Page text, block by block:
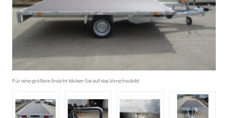
Für eine größere Ansicht klicken Sie auf das Vorschaubild